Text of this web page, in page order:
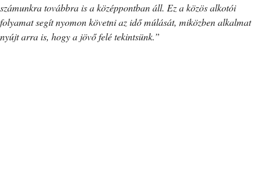
számunkra továbbra is a középpontban áll. Ez a közös alkotói
folyamat segít nyomon követni az idő múlását, miközben alkalmat
nyújt arra is, hogy a jövő felé tekintsünk.”